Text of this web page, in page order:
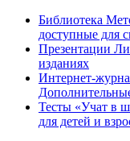
Библиотека
доступные для
Презентации
изданиях
Интернет-
Тесты «Учат в
для детей и